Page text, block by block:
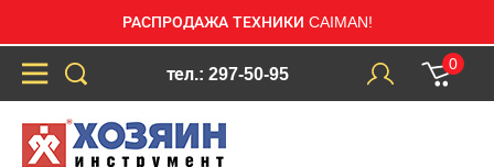
РАСПРОДАЖА ТЕХНИКИ CAIMAN!
тел.: 297-50-95
0